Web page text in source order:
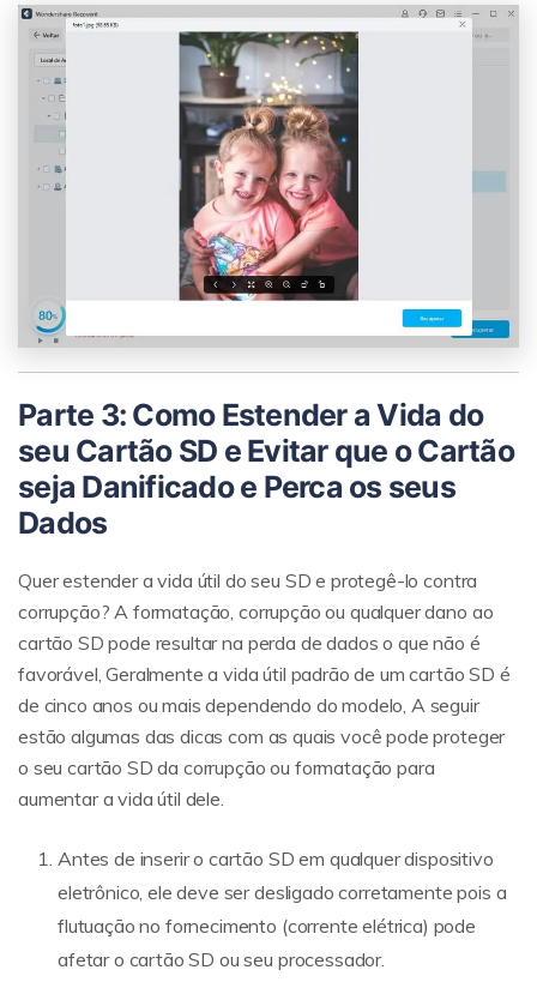
Parte 3: Como Estender a Vida do
seu Cartão SD e Evitar que o Cartão
seja Danificado e Perca os seus
Dados
Quer estender a vida útil do seu SD e protegê-lo contra
corrupção? A formatação, corrupção ou qualquer dano ao
cartão SD pode resultar na perda de dados o que não é
favorável, Geralmente a vida útil padrão de um cartão SD é
de cinco anos ou mais dependendo do modelo, A seguir
estão algumas das dicas com as quais você pode proteger
o seu cartão SD da corrupção ou formatação para
aumentar a vida útil dele.
Antes de inserir o cartão SD em qualquer dispositivo
eletrônico, ele deve ser desligado corretamente pois a
flutuação no fornecimento (corrente elétrica) pode
afetar o cartão SD ou seu processador.